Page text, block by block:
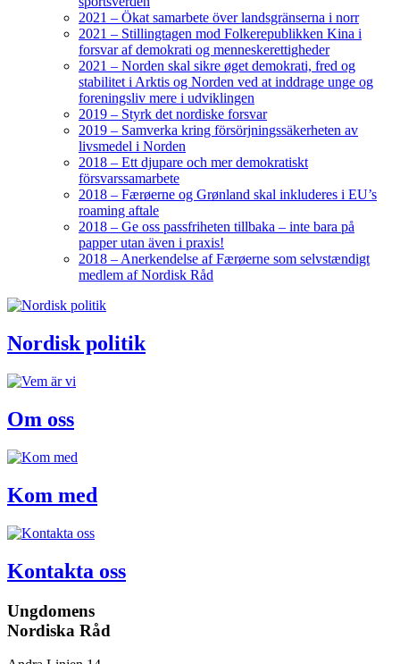
2021 – Ökat samarbete över landsgränserna i norr
2021 – Stillingtagen mod Folkerepublikken Kina i
forsvar af demokrati og menneskerettigheder
2021 – Norden skal sikre øget demokrati, fred og
stabilitet i Arktis og Norden ved at inddrage unge og
foreningsliv mere i udviklingen
2019 – Styrk det nordiske forsvar
2019 – Samverka kring försörjningssäkerheten av
livsmedel i Norden
2018 – Ett djupare och mer demokratiskt
försvarssamarbete
2018 – Færøerne og Grønland skal inkluderes i EU’s
roaming aftale
2018 – Ge oss passfriheten tillbaka – inte bara på
papper utan även i praxis!
2018 – Anerkendelse af Færøerne som selvstændigt
medlem af Nordisk Råd
Nordisk politik
Om oss
Kom med
Kontakta oss
Ungdomens
Nordiska Råd